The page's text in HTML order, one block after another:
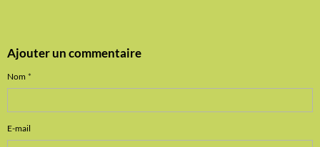
Ajouter un commentaire
Nom
E-mail